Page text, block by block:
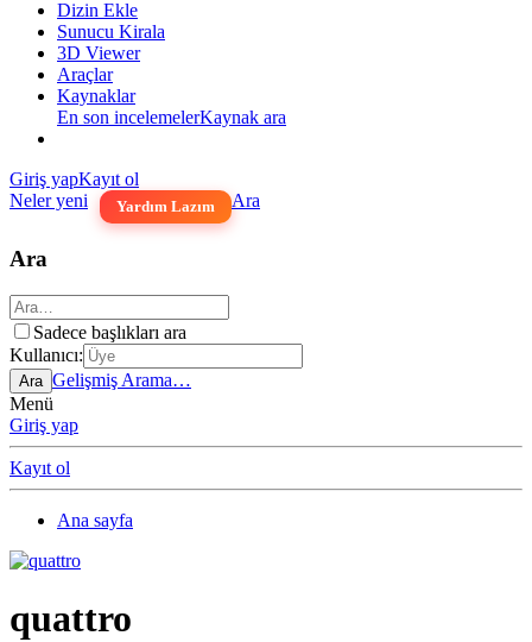
Dizin Ekle
Sunucu Kirala
3D Viewer
Araçlar
Kaynaklar
En son incelemelerKaynak ara
Giriş yapKayıt ol
Neler yeni
Yardım Lazım Ara
Ara
Sadece başlıkları ara
Kullanıcı:
Ara Gelişmiş Arama…
Menü
Giriş yap
Kayıt ol
Ana sayfa
quattro